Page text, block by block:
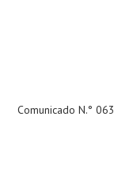
Comunicado N.°